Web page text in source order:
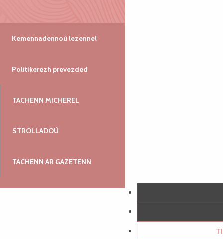
Kemennadennoù lezennel
Politikerezh prevezded
TACHENN MICHEREL
STROLLADOÙ
TACHENN AR GAZETENN